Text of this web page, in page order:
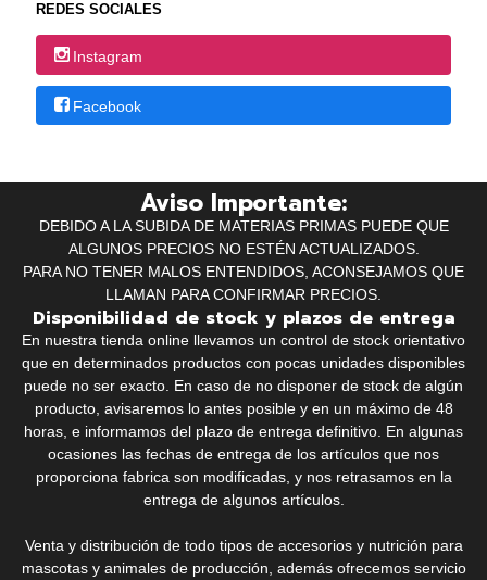
REDES SOCIALES
Instagram
Facebook
Aviso Importante:
DEBIDO A LA SUBIDA DE MATERIAS PRIMAS PUEDE QUE
ALGUNOS PRECIOS NO ESTÉN ACTUALIZADOS.
PARA NO TENER MALOS ENTENDIDOS, ACONSEJAMOS QUE
LLAMAN PARA CONFIRMAR PRECIOS.
Disponibilidad de stock y plazos de entrega
En nuestra tienda online llevamos un control de stock orientativo
que en determinados productos con pocas unidades disponibles
puede no ser exacto. En caso de no disponer de stock de algún
producto, avisaremos lo antes posible y en un máximo de 48
horas, e informamos del plazo de entrega definitivo. En algunas
ocasiones las fechas de entrega de los artículos que nos
proporciona fabrica son modificadas, y nos retrasamos en la
entrega de algunos artículos.
Venta y distribución de todo tipos de accesorios y nutrición para
mascotas y animales de producción, además ofrecemos servicio